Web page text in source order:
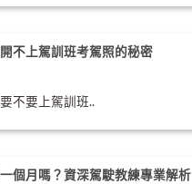
不上駕訓班考駕照的秘密
不要上駕訓班..
個月嗎？資深駕駛教練專業解析